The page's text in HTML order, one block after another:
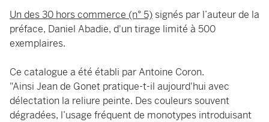
Un des 30 hors commerce (n° 5) signés par l’auteur de la
préface, Daniel Abadie, d'un tirage limité à 500
exemplaires.
Ce catalogue a été établi par Antoine Coron.
"Ainsi Jean de Gonet pratique-t-il aujourd'hui avec
délectation la reliure peinte. Des couleurs souvent
dégradées, l’usage fréquent de monotypes introduisant